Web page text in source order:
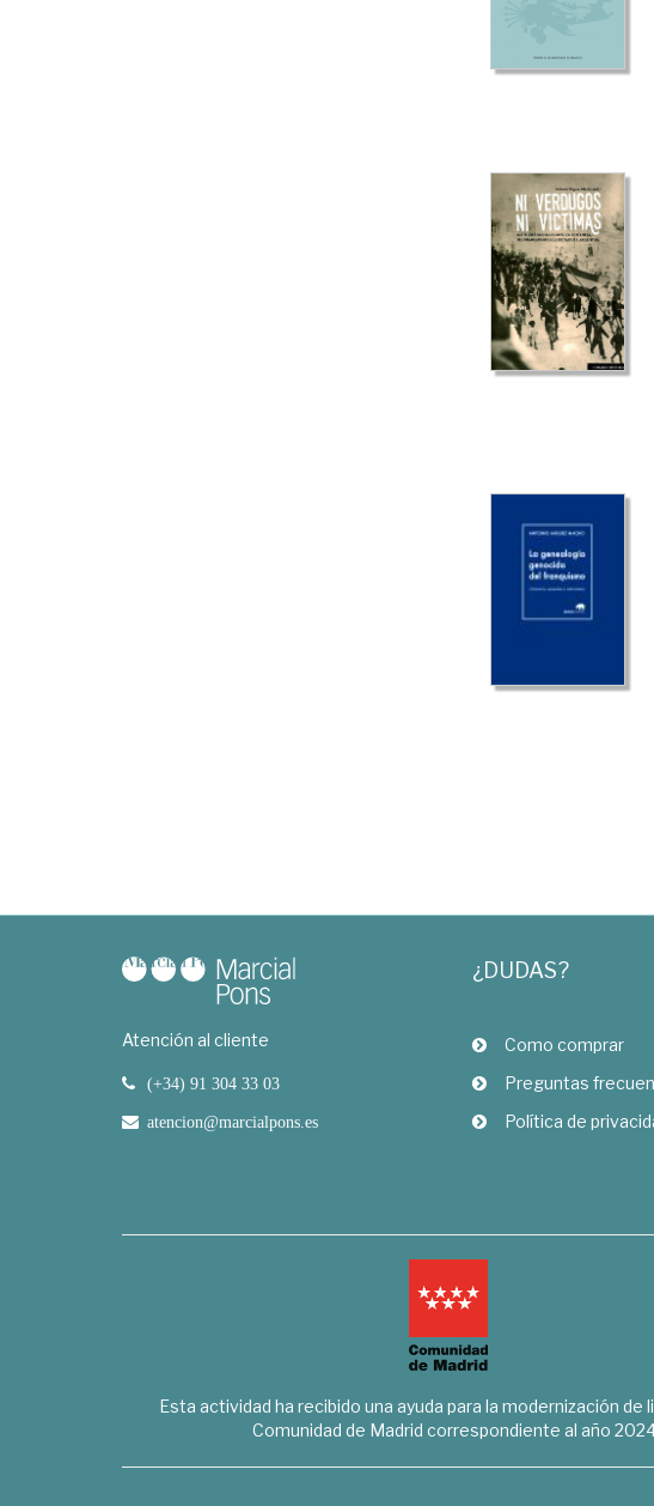
Atención al cliente
(+34) 91 304 33 03
atencion@marcialpons.es
¿DUDAS?
Como comprar
Preguntas
Política de
Esta actividad ha recibido una ayuda para la modernización de
Comunidad de Madrid correspondiente al año